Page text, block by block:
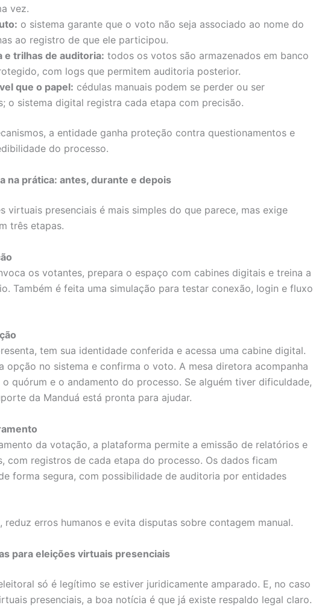
vez.
o sistema garante que o voto não seja associado ao nome do
ao registro de que ele participou.
e trilhas de auditoria: todos os votos são armazenados em banco
com logs que permitem auditoria posterior.
que o papel: cédulas manuais podem se perder ou ser
o sistema digital registra cada etapa com precisão.
a entidade ganha proteção contra questionamentos e
do processo.
na prática: antes, durante e depois
virtuais presenciais é mais simples do que parece, mas exige
três etapas.
os votantes, prepara o espaço com cabines digitais e treina a
Também é feita uma simulação para testar conexão, login e fluxo
tem sua identidade conferida e acessa uma cabine digital.
opção no sistema e confirma o voto. A mesa diretora acompanha
quórum e o andamento do processo. Se alguém tiver dificuldade,
da Manduá está pronta para ajudar.
da votação, a plataforma permite a emissão de relatórios e
com registros de cada etapa do processo. Os dados ficam
forma segura, com possibilidade de auditoria por entidades
reduz erros humanos e evita disputas sobre contagem manual.
para eleições virtuais presenciais
só é legítimo se estiver juridicamente amparado. E, no caso
presenciais, a boa notícia é que já existe respaldo legal claro.